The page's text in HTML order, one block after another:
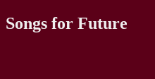
Songs for Future